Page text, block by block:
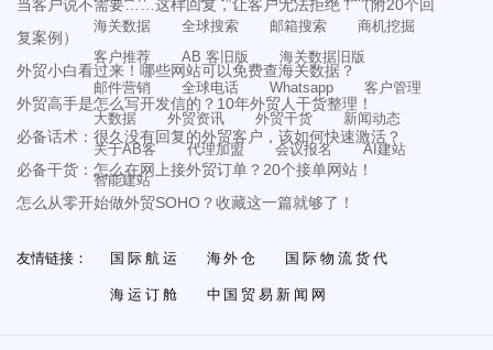
当客户说不需要……这样回复，让客户无法拒绝！（附20个回
复案例）
外贸小白看过来！哪些网站可以免费查海关数据？
外贸高手是怎么写开发信的？10年外贸人干货整理！
必备话术：很久没有回复的外贸客户，该如何快速激活？
必备干货：怎么在网上接外贸订单？20个接单网站！
怎么从零开始做外贸SOHO？收藏这一篇就够了！
海关数据
全球搜索 邮箱搜索
商机挖掘
客户推荐
AB 客旧版
海关数据旧版
邮件营销
全球电话 Whatsapp
客户管理
大数据
外贸资讯 外贸干货
新闻动态
关于AB客
代理加盟 会议报名
AI建站
智能建站
友情链接： 国际航运 海外仓 国际物流货代
海运订舱 中国贸易新闻网